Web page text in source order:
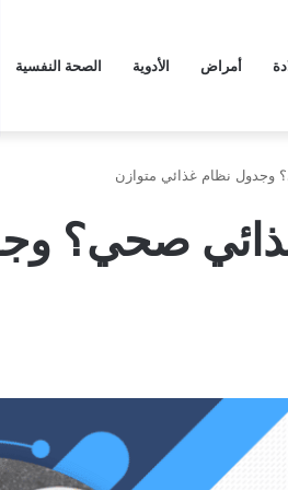
أمراض الأدوية الصحة النفسية
وجدول نظام غذائي متوازن
صحي؟